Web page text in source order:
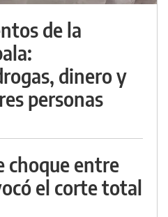
de la
dinero y
personas
choque entre
el corte total